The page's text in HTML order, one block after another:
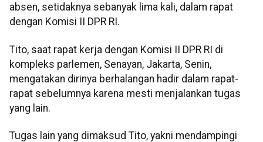
absen, setidaknya sebanyak lima kali, dalam rapat
dengan Komisi II DPR RI.
Tito, saat rapat kerja dengan Komisi II DPR RI di
kompleks parlemen, Senayan, Jakarta, Senin,
mengatakan dirinya berhalangan hadir dalam rapat-
rapat sebelumnya karena mesti menjalankan tugas
yang lain.
Tugas lain yang dimaksud Tito, yakni mendampingi